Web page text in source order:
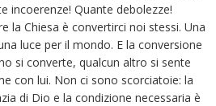
incoerenze! Quante debolezze!
la Chiesa è convertirci noi stessi. Una
luce per il mondo. E la conversione
si converte, qualcun altro si sente
con lui. Non ci sono scorciatoie: la
di Dio e la condizione necessaria è